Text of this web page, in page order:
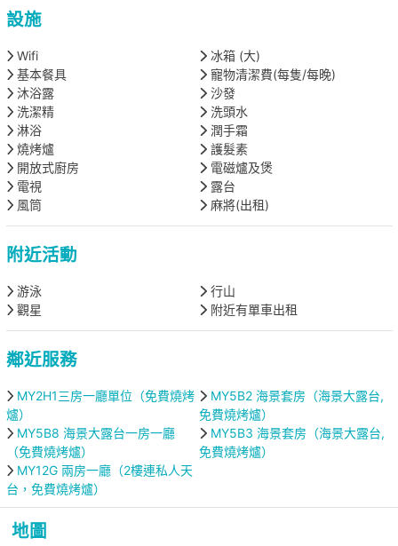
設施
Wifi
冰箱 (大)
基本餐具
寵物清潔費(每隻/每晚)
沐浴露
沙發
洗潔精
洗頭水
淋浴
潤手霜
燒烤爐
護髮素
開放式廚房
電磁爐及煲
電視
露台
風筒
麻將(出租)
附近活動
游泳
行山
觀星
附近有單車出租
鄰近服務
MY2H1三房一廳單位（免費燒烤
爐）
MY5B2 海景套房（海景大露台,
免費燒烤爐）
MY5B8 海景大露台一房一廳
（免費燒烤爐）
MY5B3 海景套房（海景大露台,
免費燒烤爐）
MY12G 兩房一廳（2樓連私人天
台，免費燒烤爐）
地圖